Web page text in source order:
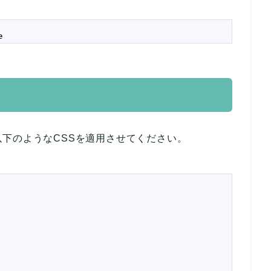
のようなCSSを適用させてください。